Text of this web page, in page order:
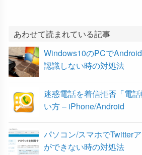
b
o
o
k
t
e
a
あわせて読まれている記事
Windows10のPCで
認識しない時の対処法
迷惑電話を着信拒否「電
い方 – iPhone/Android
パソコン/スマホでTwitter
ができない時の対処法